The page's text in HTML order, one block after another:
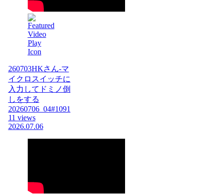
260703HKさん-マ
イクロスイッチに
入力してドミノ倒
しをする
20260706_04#1091
11 views
2026.07.06